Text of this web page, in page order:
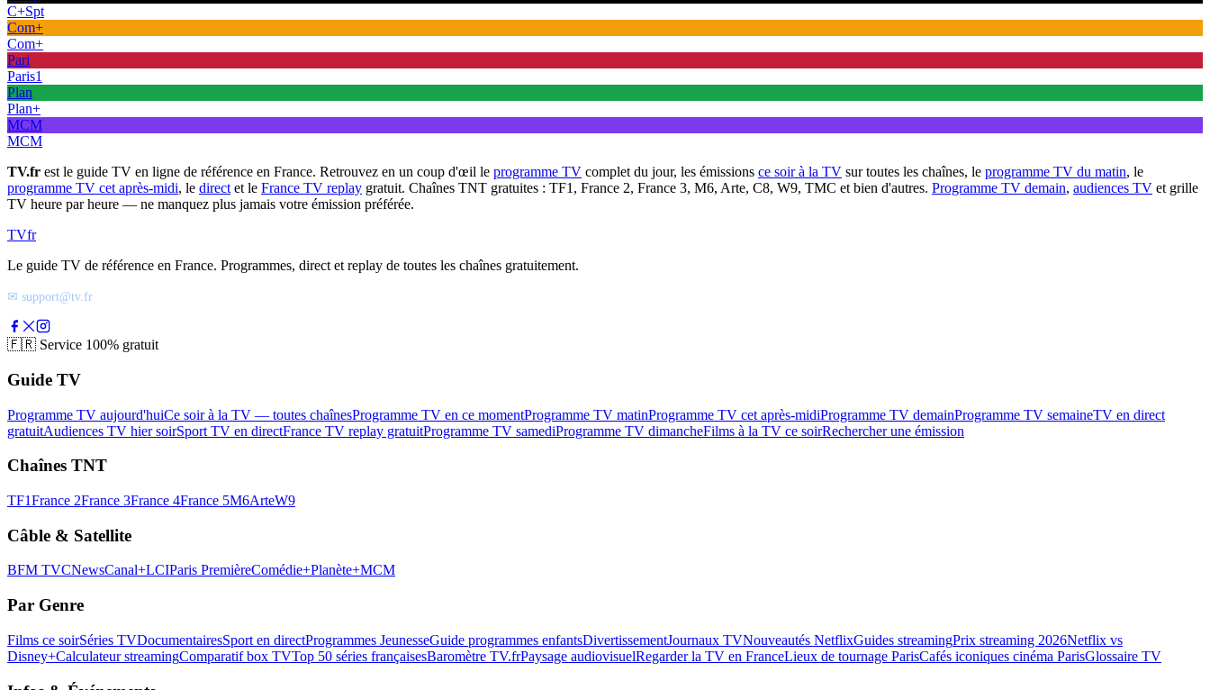
C+Spt
Com+
Com+
Pari
Paris1
Plan
Plan+
MCM
MCM
TV.fr est le guide TV en ligne de référence en France. Retrouvez en un coup d'œil le programme TV complet du jour, les émissions ce soir à la TV sur toutes les chaînes, le programme TV du matin, le
programme TV cet après-midi, le direct et le France TV replay gratuit. Chaînes TNT gratuites : TF1, France 2, France 3, M6, Arte, C8, W9, TMC et bien d'autres. Programme TV demain, audiences TV et grille
TV heure par heure — ne manquez plus jamais votre émission préférée.
TVfr
Le guide TV de référence en France. Programmes, direct et replay de toutes les chaînes gratuitement.
✉ support@tv.fr
🇫🇷 Service 100% gratuit
Guide TV
Programme TV aujourd'huiCe soir à la TV — toutes chaînesProgramme TV en ce momentProgramme TV matinProgramme TV cet après-midiProgramme TV demainProgramme TV semaineTV en direct
gratuitAudiences TV hier soirSport TV en directFrance TV replay gratuitProgramme TV samediProgramme TV dimancheFilms à la TV ce soirRechercher une émission
Chaînes TNT
TF1France 2France 3France 4France 5M6ArteW9
Câble & Satellite
BFM TVCNewsCanal+LCIParis PremièreComédie+Planète+MCM
Par Genre
Films ce soirSéries TVDocumentairesSport en directProgrammes JeunesseGuide programmes enfantsDivertissementJournaux TVNouveautés NetflixGuides streamingPrix streaming 2026Netflix vs
Disney+Calculateur streamingComparatif box TVTop 50 séries françaisesBaromètre TV.frPaysage audiovisuelRegarder la TV en FranceLieux de tournage ParisCafés iconiques cinéma ParisGlossaire TV